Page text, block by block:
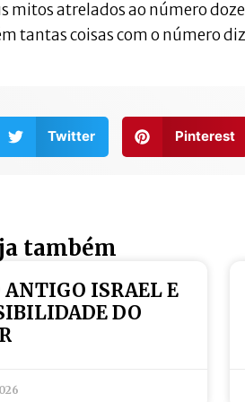
mitos atrelados ao número
tantas coisas com o número
Twitter Pinterest
também
ISRAEL E
DO